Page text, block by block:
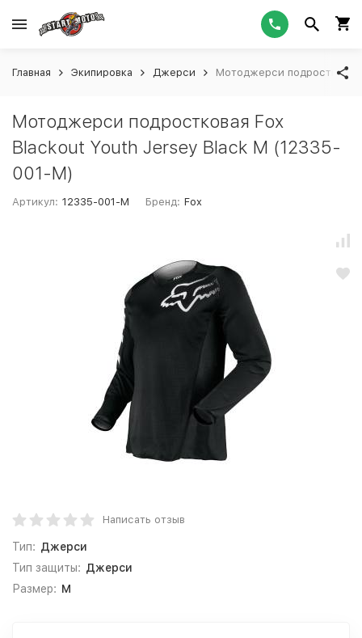
Главная Экипировка Джерси Мотоджерси
Мотоджерси подростковая Fox
Blackout Youth Jersey Black M (12335-
001-M)
Артикул: 12335-001-M Бренд: Fox
Написать отзыв
Тип: Джерси
Тип защиты: Джерси
Размер: M